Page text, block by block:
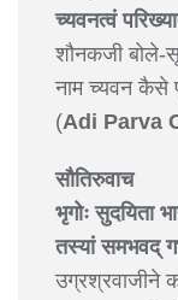
च्यवनत्वं
शौनकजी बोले-
नाम च्यवन कैसे
(Adi Parva
सौतिरुवाच
भृगोः सुदयिता
तस्यां समभवद्
उग्रश्रवाजीने